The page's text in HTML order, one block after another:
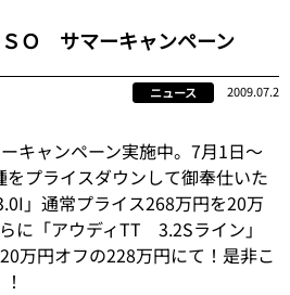
Ｏ サマーキャンペーン
ニュース 2009.07.2
キャンペーン実施中。7月1日～
プライスダウンして御奉仕いた
」通常プライス268万円を20万
に「アウディTT 3.2Sライン」
万円オフの228万円にて！是非こ